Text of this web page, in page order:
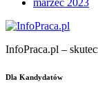
marzec 2023
InfoPraca.pl –
Dla Kandydatów